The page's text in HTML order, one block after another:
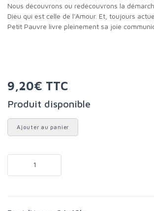
Nous découvrons ou redécouvrons la
Dieu qui est celle de l'Amour. Et, toujours
Petit Pauvre livre pleinement sa joie
9,20€ TTC
Produit disponible
Ajouter au panier